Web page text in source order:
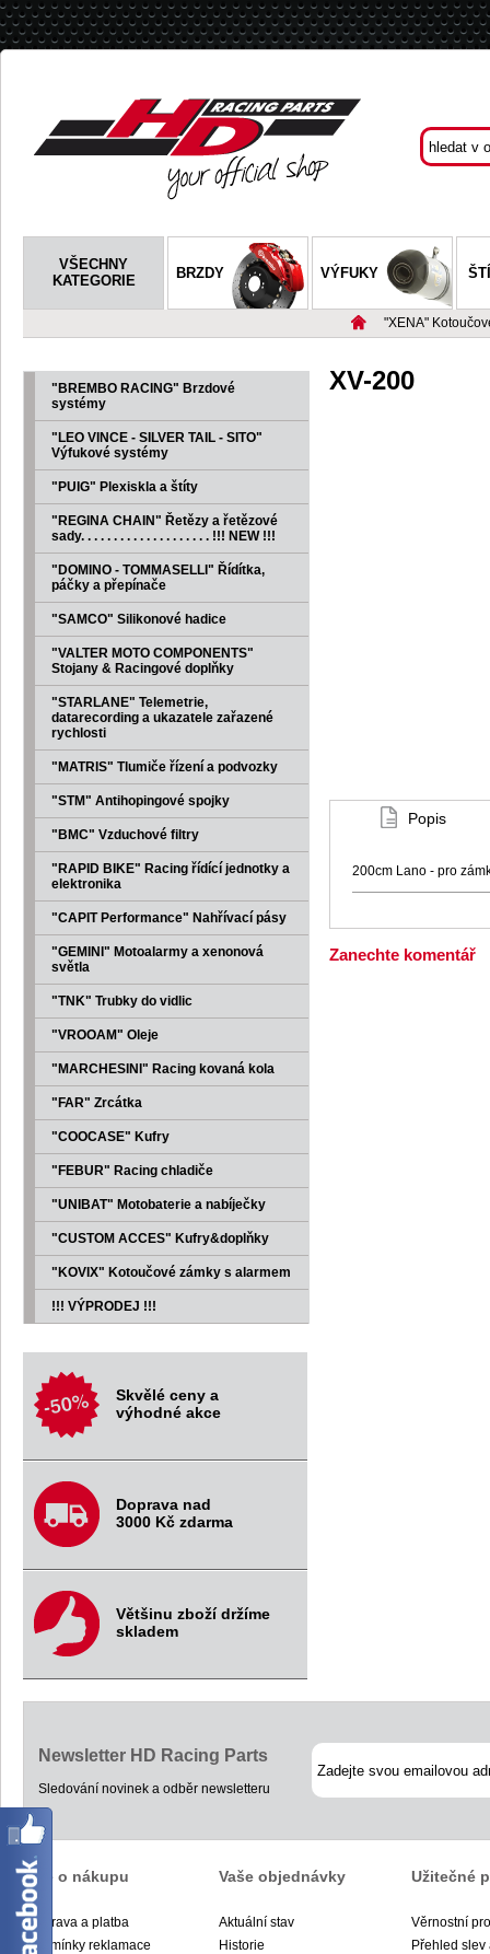
VŠECHNY
KATEGORIE
BRZDY VÝFUKY
"XENA"
"BREMBO RACING" Brzdové
systémy
"LEO VINCE - SILVER TAIL - SITO"
Výfukové systémy
"PUIG" Plexiskla a štíty
"REGINA CHAIN" Řetězy a řetězové
sady. . . . . . . . . . . . . . . . . . . . !!! NEW !!!
"DOMINO - TOMMASELLI" Řídítka,
páčky a přepínače
"SAMCO" Silikonové hadice
"VALTER MOTO COMPONENTS"
Stojany & Racingové doplňky
"STARLANE" Telemetrie,
datarecording a ukazatele zařazené
rychlosti
"MATRIS" Tlumiče řízení a podvozky
"STM" Antihopingové spojky
"BMC" Vzduchové filtry
"RAPID BIKE" Racing řídící jednotky a
elektronika
"CAPIT Performance" Nahřívací pásy
"GEMINI" Motoalarmy a xenonová
světla
"TNK" Trubky do vidlic
"VROOAM" Oleje
"MARCHESINI" Racing kovaná kola
"FAR" Zrcátka
"COOCASE" Kufry
"FEBUR" Racing chladiče
"UNIBAT" Motobaterie a nabíječky
"CUSTOM ACCES" Kufry&doplňky
"KOVIX" Kotoučové zámky s alarmem
!!! VÝPRODEJ !!!
Skvělé ceny a
výhodné akce
Doprava nad
3000 Kč zdarma
Většinu zboží držíme
skladem
XV-200
Popis
200cm Lano - pro
Zanechte komentář
Newsletter HD Racing Parts
Sledování novinek a odběr newsletteru
Vše o nákupu
Doprava a platba
Podmínky reklamace
Vaše objednávky
Aktuální stav
Historie
Užitečné
Věrnostní
Přehled slev